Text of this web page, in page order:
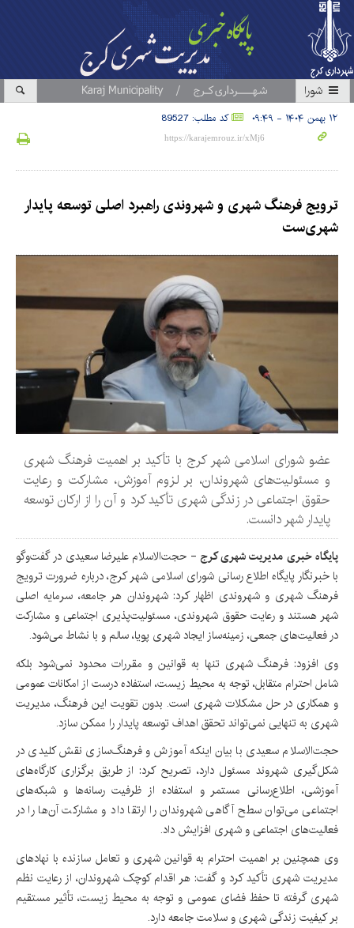
شورا
۱۲ بهمن ۱۴۰۴ - ۰۹:۴۹ کد مطلب: 89527
ترویج فرهنگ شهری و شهروندی راهبرد اصلی توسعه پایدار
شهری‌ست
عضو شورای اسلامی شهر کرج با تأکید بر اهمیت فرهنگ شهری
و مسئولیت‌های شهروندان، بر لزوم آموزش، مشارکت و رعایت
حقوق اجتماعی در زندگی شهری تأکید کرد و آن را از ارکان توسعه
پایدار شهر دانست.
پایگاه خبری مدیریت شهری کرج - حجت‌الاسلام علیرضا سعیدی در گفت‌وگو
با خبرنگار پایگاه اطلاع رسانی شورای اسلامی شهر کرج، درباره ضرورت ترویج
فرهنگ شهری و شهروندی اظهار کرد: شهروندان هر جامعه، سرمایه اصلی
شهر هستند و رعایت حقوق شهروندی، مسئولیت‌پذیری اجتماعی و مشارکت
در فعالیت‌های جمعی، زمینه‌ساز ایجاد شهری پویا، سالم و با نشاط می‌شود.
وی افزود: فرهنگ شهری تنها به قوانین و مقررات محدود نمی‌شود بلکه
شامل احترام متقابل، توجه به محیط زیست، استفاده درست از امکانات عمومی
و همکاری در حل مشکلات شهری است. بدون تقویت این فرهنگ، مدیریت
شهری به تنهایی نمی‌تواند تحقق اهداف توسعه پایدار را ممکن سازد.
حجت‌الاسلام سعیدی با بیان اینکه آموزش و فرهنگ‌سازی نقش کلیدی در
شکل‌گیری شهروند مسئول دارد، تصریح کرد: از طریق برگزاری کارگاه‌های
آموزشی، اطلاع‌رسانی مستمر و استفاده از ظرفیت رسانه‌ها و شبکه‌های
اجتماعی می‌توان سطح آگاهی شهروندان را ارتقا داد و مشارکت آن‌ها را در
فعالیت‌های اجتماعی و شهری افزایش داد.
وی همچنین بر اهمیت احترام به قوانین شهری و تعامل سازنده با نهادهای
مدیریت شهری تأکید کرد و گفت: هر اقدام کوچک شهروندان، از رعایت نظم
شهری گرفته تا حفظ فضای عمومی و توجه به محیط زیست، تأثیر مستقیم
بر کیفیت زندگی شهری و سلامت جامعه دارد.